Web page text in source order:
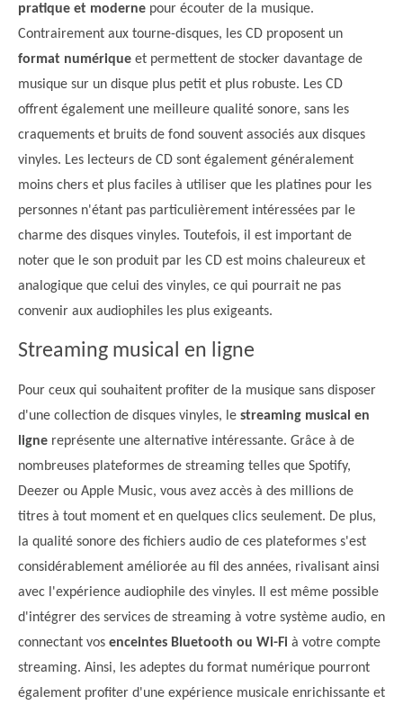
pratique et moderne pour écouter de la musique.
Contrairement aux tourne-disques, les CD proposent un
format numérique et permettent de stocker davantage de
musique sur un disque plus petit et plus robuste. Les CD
offrent également une meilleure qualité sonore, sans les
craquements et bruits de fond souvent associés aux disques
vinyles. Les lecteurs de CD sont également généralement
moins chers et plus faciles à utiliser que les platines pour les
personnes n'étant pas particulièrement intéressées par le
charme des disques vinyles. Toutefois, il est important de
noter que le son produit par les CD est moins chaleureux et
analogique que celui des vinyles, ce qui pourrait ne pas
convenir aux audiophiles les plus exigeants.
Streaming musical en ligne
Pour ceux qui souhaitent profiter de la musique sans disposer
d'une collection de disques vinyles, le streaming musical en
ligne représente une alternative intéressante. Grâce à de
nombreuses plateformes de streaming telles que Spotify,
Deezer ou Apple Music, vous avez accès à des millions de
titres à tout moment et en quelques clics seulement. De plus,
la qualité sonore des fichiers audio de ces plateformes s'est
considérablement améliorée au fil des années, rivalisant ainsi
avec l'expérience audiophile des vinyles. Il est même possible
d'intégrer des services de streaming à votre système audio, en
connectant vos enceintes Bluetooth ou Wi-Fi à votre compte
streaming. Ainsi, les adeptes du format numérique pourront
également profiter d'une expérience musicale enrichissante et